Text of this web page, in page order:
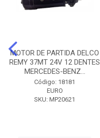
MOTOR DE PARTIDA DELCO
REMY 37MT 24V 12 DENTES
MERCEDES-BENZ...
Código: 18181
EURO
SKU: MP20621